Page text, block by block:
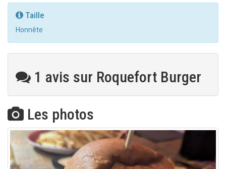
Taille
Honnête
1 avis sur Roquefort Burger
Les photos